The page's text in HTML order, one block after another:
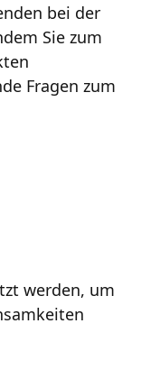
bei der
Sie zum
Fragen zum
werden, um